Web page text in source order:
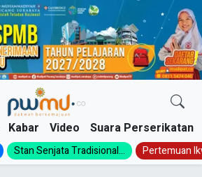
Kabar Video Suara Perserikatan
Stan Senjata Tradisional... Pertemuan